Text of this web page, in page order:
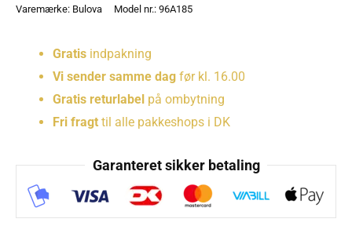
Varemærke: Bulova Model nr.: 96A185
Gratis indpakning
Vi sender samme dag før kl. 16.00
Gratis returlabel på ombytning
Fri fragt til alle pakkeshops i DK
Garanteret sikker betaling